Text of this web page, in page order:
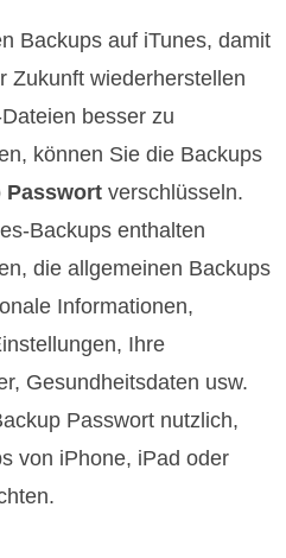
Backups auf iTunes, damit
Zukunft wiederherstellen
besser zu
können Sie die Backups
Passwort verschlüsseln.
Backups enthalten
die allgemeinen Backups
Informationen,
Ihre
Gesundheitsdaten usw.
Passwort nutzlich,
von iPhone, iPad oder